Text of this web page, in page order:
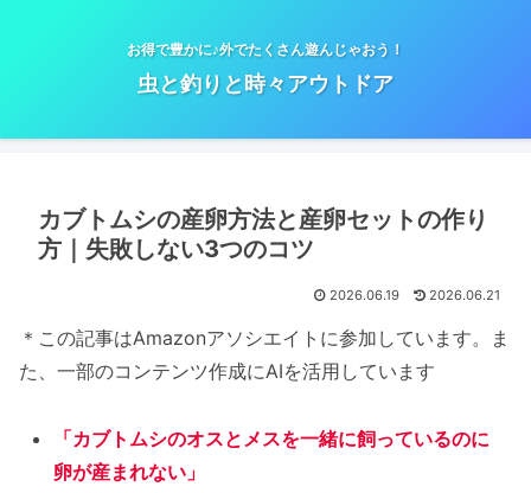
お得で豊かに♪外でたくさん遊んじゃおう！
虫と釣りと時々アウトドア
カブトムシの産卵方法と産卵セットの作り
方｜失敗しない3つのコツ
2026.06.19 2026.06.21
＊この記事はAmazonアソシエイトに参加しています。ま
た、一部のコンテンツ作成にAIを活用しています
「カブトムシのオスとメスを一緒に飼っているのに
卵が産まれない」